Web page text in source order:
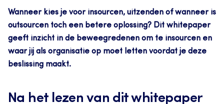
Wanneer kies je voor insourcen, uitzenden of wanneer is
outsourcen toch een betere oplossing? Dit whitepaper
geeft inzicht in de beweegredenen om te insourcen en
waar jij als organisatie op moet letten voordat je deze
beslissing maakt.
Na het lezen van dit whitepaper